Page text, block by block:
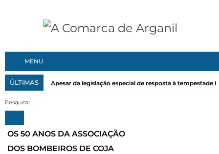
MENU
ÚLTIMAS Apesar da legislação especial de resposta à tempestade
OS 50 ANOS DA ASSOCIAÇÃO
DOS BOMBEIROS DE COJA